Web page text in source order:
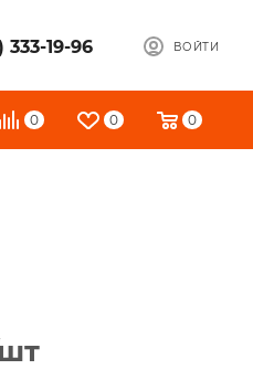
333-19-96 ВОЙТИ
0 0 0